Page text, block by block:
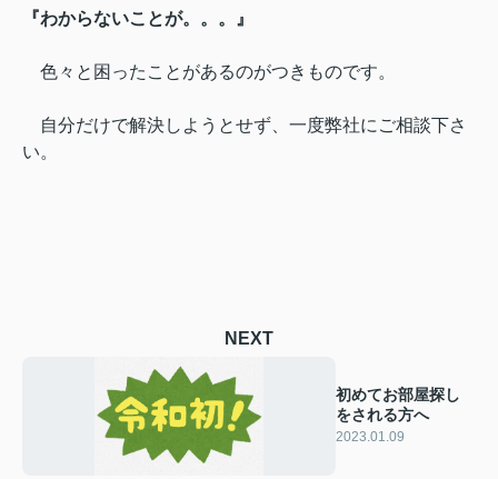
『わからないことが。。。』
色々と困ったことがあるのがつきものです。
自分だけで解決しようとせず、一度弊社にご相談下さ
い。
NEXT
初めてお部屋探し
をされる方へ
2023.01.09